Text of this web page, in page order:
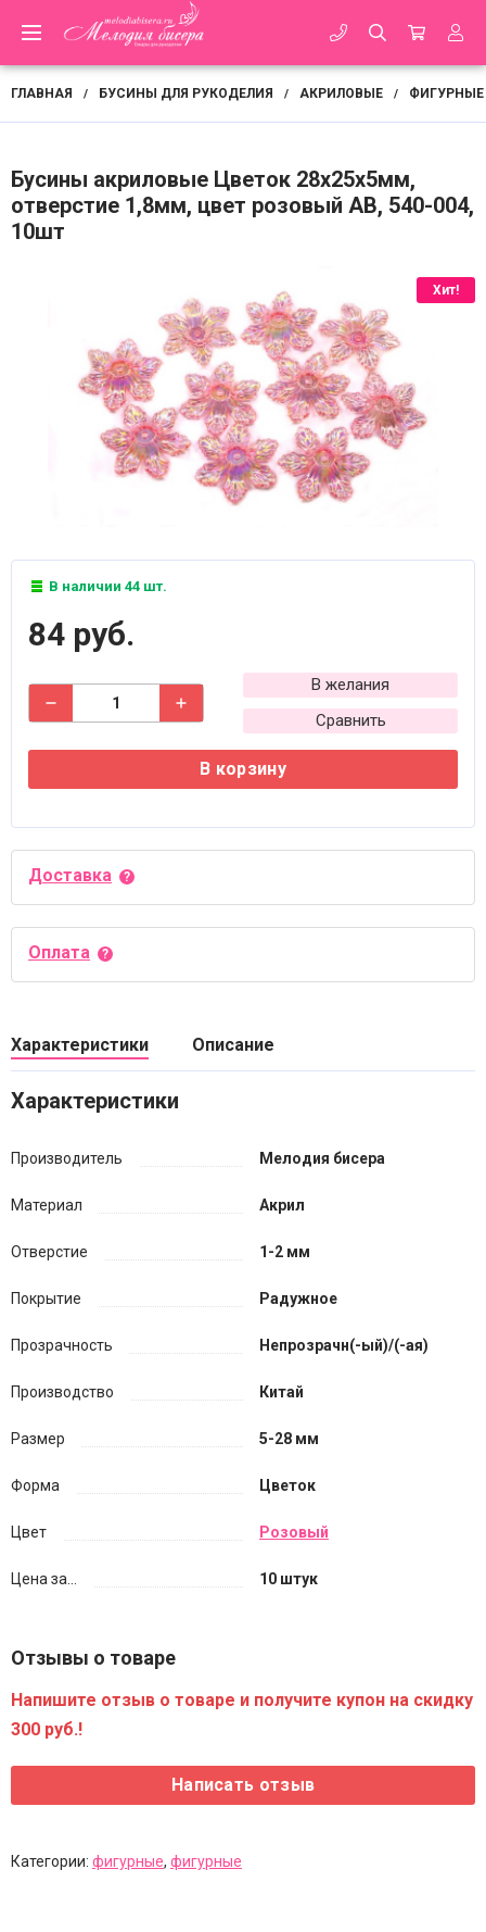
ГЛАВНАЯ / БУСИНЫ ДЛЯ РУКОДЕЛИЯ / АКРИЛОВЫЕ / ФИГУРНЫЕ
Бусины акриловые Цветок 28х25х5мм,
отверстие 1,8мм, цвет розовый АВ, 540-004,
10шт
Хит!
В наличии 44 шт.
84 руб.
В желания
Сравнить
В корзину
Доставка
Оплата
Характеристики Описание
Характеристики
Производитель Мелодия бисера
Материал Акрил
Отверстие 1-2 мм
Покрытие Радужное
Прозрачность Непрозрачн(-ый)/(-ая)
Производство Китай
Размер 5-28 мм
Форма Цветок
Цвет Розовый
Цена за... 10 штук
Отзывы о товаре
Напишите отзыв о товаре и получите купон на скидку
300 руб.!
Категории: фигурные, фигурные